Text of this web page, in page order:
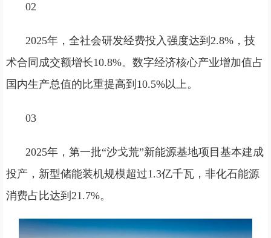
02
2025年，全社会研发经费投入强度达到2.8%，技
术合同成交额增长10.8%。数字经济核心产业增加值占
国内生产总值的比重提高到10.5%以上。
03
2025年，第一批“沙戈荒”新能源基地项目基本建成
投产，新型储能装机规模超过1.3亿千瓦，非化石能源
消费占比达到21.7%。